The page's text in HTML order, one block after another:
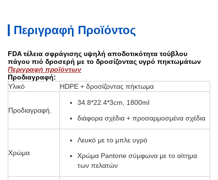
Περιγραφή Προϊόντος
FDA τέλεια σφράγισης υψηλή αποδοτικότητα τούβλου
πάγου πιό δροσερή με το δροσίζοντας υγρό πηκτωμάτων
Περιγραφή προϊόντων
Προδιαγραφή:
Υλικό
HDPE + δροσίζοντας πήκτωμα
Προδιαγραφή.
34.8*22.4*3cm, 1800ml
διάφορα σχέδια + προσαρμοσμένα σχέδια
Χρώμα
Λευκό με το μπλε υγρό
Χρώμα Pantone σύμφωνα με το αίτημα
των πελατών